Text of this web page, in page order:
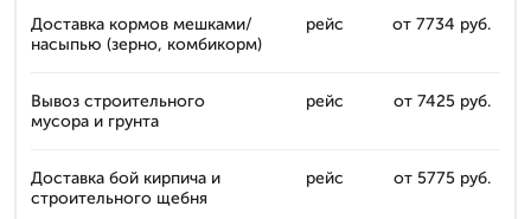
Доставка кормов мешками/
насыпью (зерно, комбикорм)
рейс от 7734 руб.
Вывоз строительного
мусора и грунта
рейс от 7425 руб.
Доставка бой кирпича и
строительного щебня
рейс от 5775 руб.